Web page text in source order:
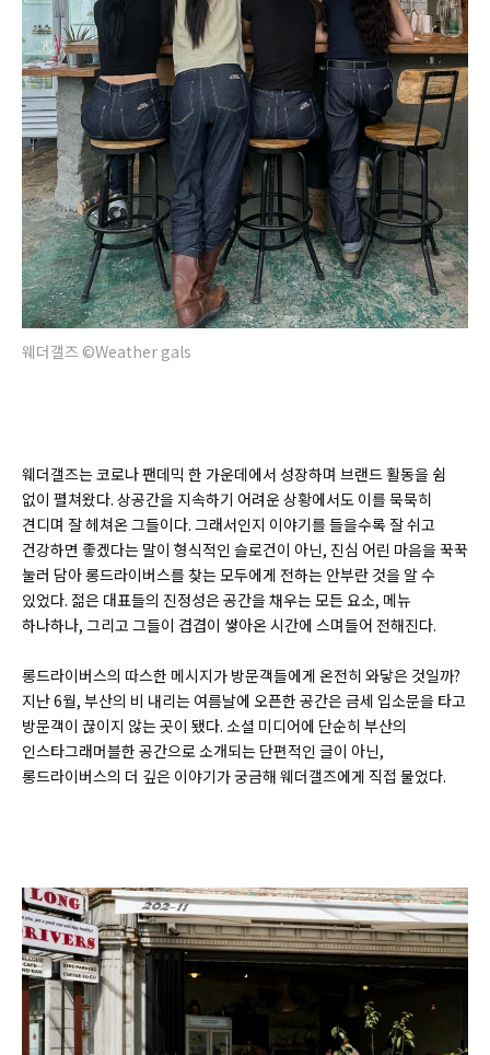
웨더갤즈 ©Weather gals
웨더갤즈는 코로나 팬데믹 한 가운데에서 성장하며 브랜드 활동을 쉼
없이 펼쳐왔다. 상공간을 지속하기 어려운 상황에서도 이를 묵묵히
견디며 잘 헤쳐온 그들이다. 그래서인지 이야기를 들을수록 잘 쉬고
건강하면 좋겠다는 말이 형식적인 슬로건이 아닌, 진심 어린 마음을 꾹꾹
눌러 담아 롱드라이버스를 찾는 모두에게 전하는 안부란 것을 알 수
있었다. 젊은 대표들의 진정성은 공간을 채우는 모든 요소, 메뉴
하나하나, 그리고 그들이 겹겹이 쌓아온 시간에 스며들어 전해진다.
롱드라이버스의 따스한 메시지가 방문객들에게 온전히 와닿은 것일까?
지난 6월, 부산의 비 내리는 여름날에 오픈한 공간은 금세 입소문을 타고
방문객이 끊이지 않는 곳이 됐다. 소셜 미디어에 단순히 부산의
인스타그래머블한 공간으로 소개되는 단편적인 글이 아닌,
롱드라이버스의 더 깊은 이야기가 궁금해 웨더갤즈에게 직접 물었다.